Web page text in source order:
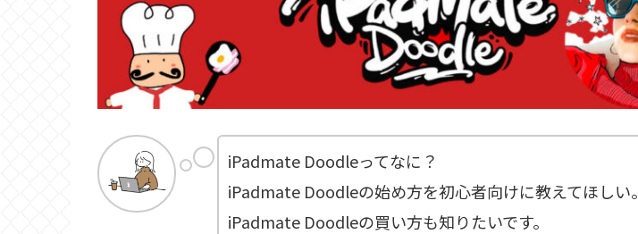
iPadmate Doodleってなに？
iPadmate Doodleの始め方を初心者向けに教えてほしい。
iPadmate Doodleの買い方も知りたいです。